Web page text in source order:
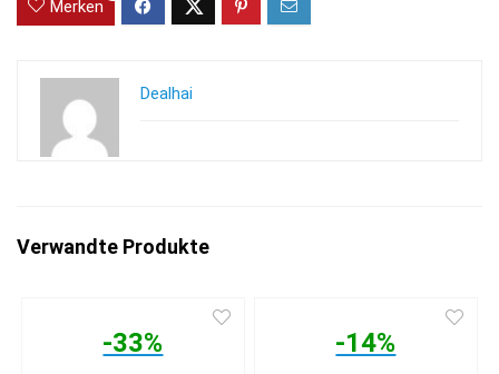
Merken
Dealhai
Verwandte Produkte
-33% -14%